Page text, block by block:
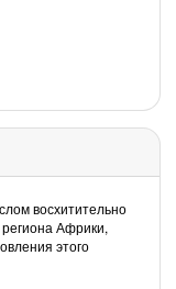
восхитительно
Африки,
этого